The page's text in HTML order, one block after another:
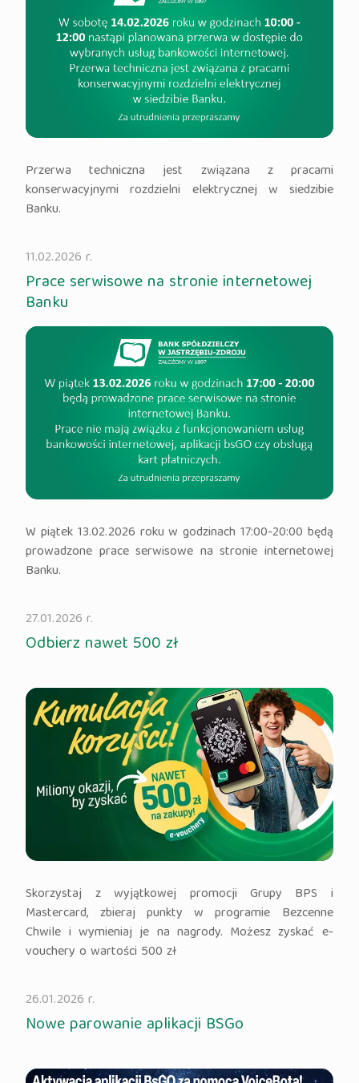
Przerwa techniczna jest związana z pracami
konserwacyjnymi rozdzielni elektrycznej w siedzibie
Banku.
11.02.2026 r.
Prace serwisowe na stronie internetowej
Banku
W piątek 13.02.2026 roku w godzinach 17:00-20:00 będą
prowadzone prace serwisowe na stronie internetowej
Banku.
27.01.2026 r.
Odbierz nawet 500 zł
Skorzystaj z wyjątkowej promocji Grupy BPS i
Mastercard, zbieraj punkty w programie Bezcenne
Chwile i wymieniaj je na nagrody. Możesz zyskać e-
vouchery o wartości 500 zł
26.01.2026 r.
Nowe parowanie aplikacji BSGo